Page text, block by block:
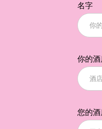
名字
你的酒
您的